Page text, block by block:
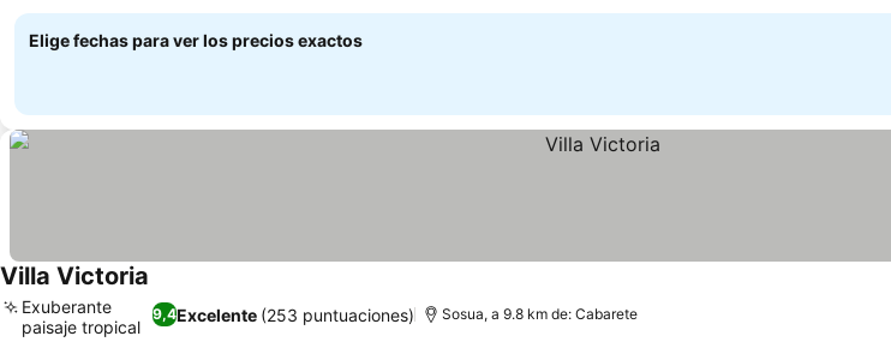
Elige fechas para ver los precios exactos
Villa Victoria
9,4Excelente (253 puntuaciones)
Exuberante
paisaje tropical
Sosua, a 9.8 km de: Cabarete